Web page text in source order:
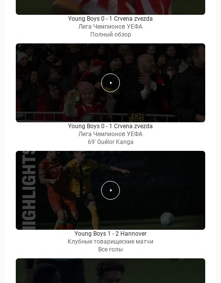
Young Boys 0 - 1 Crvena zvezda
Лига Чемпионов УЕФА
Полный обзор
Young Boys 0 - 1 Crvena zvezda
Лига Чемпионов УЕФА
69' Guélor Kanga
Young Boys 1 - 2 Hannover
Клубные товарищеские матчи
Все голы